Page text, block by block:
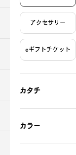
アクセサリー
eギフトチケット
カタチ
カラー
OWNDAYSについて
サポート